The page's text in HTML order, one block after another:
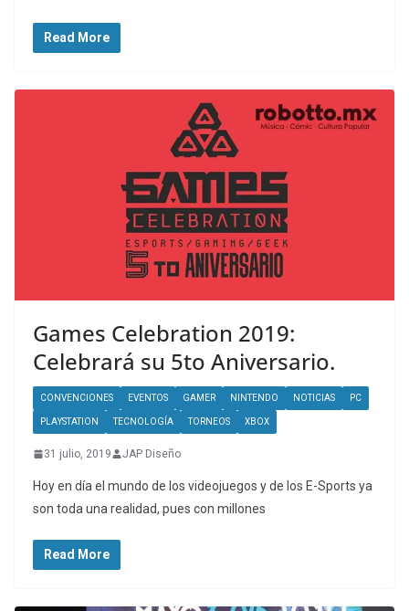
Read More
Games Celebration 2019:
Celebrará su 5to Aniversario.
CONVENCIONES EVENTOS GAMER NINTENDO NOTICIAS PC
PLAYSTATION TECNOLOGÍA TORNEOS XBOX
31 julio, 2019 JAP Diseño
Hoy en día el mundo de los videojuegos y de los E-Sports ya
son toda una realidad, pues con millones
Read More